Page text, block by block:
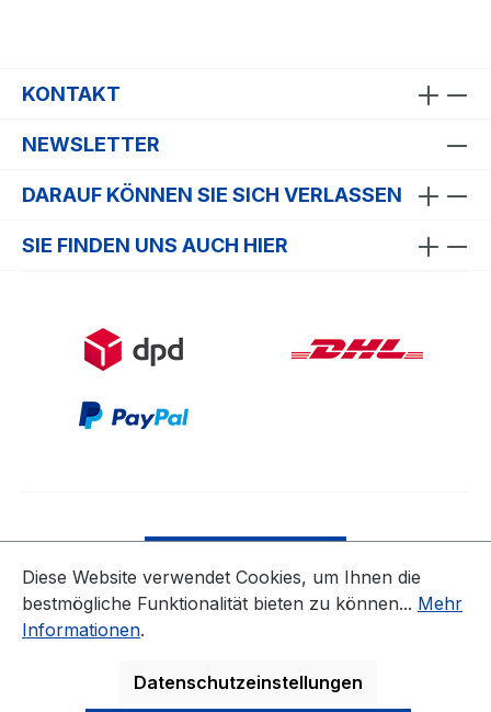
KONTAKT
NEWSLETTER
DARAUF KÖNNEN SIE SICH VERLASSEN
SIE FINDEN UNS AUCH HIER
* Alle Preise inkl. gesetzl. Mehrwertsteuer zzgl.
Diese Website verwendet Cookies, um Ihnen die
bestmögliche Funktionalität bieten zu können... Mehr
Informationen.
Datenschutzeinstellungen